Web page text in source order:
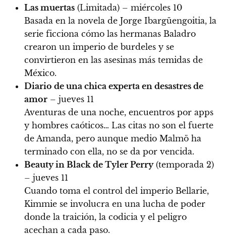
Las muertas (Limitada) – miércoles 10
Basada en la novela de Jorge Ibargüengoitia, la
serie ficciona cómo las hermanas Baladro
crearon un imperio de burdeles y se
convirtieron en las asesinas más temidas de
México.
Diario de una chica experta en desastres de
amor – jueves 11
Aventuras de una noche, encuentros por apps
y hombres caóticos… Las citas no son el fuerte
de Amanda, pero aunque medio Malmö ha
terminado con ella, no se da por vencida.
Beauty in Black de Tyler Perry(temporada 2)
– jueves 11
Cuando toma el control del imperio Bellarie,
Kimmie se involucra en una lucha de poder
donde la traición, la codicia y el peligro
acechan a cada paso.